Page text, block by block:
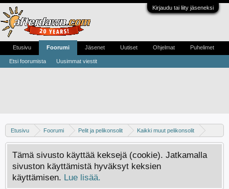
Kirjaudu tai liity jäseneksi
Etusivu Foorumi Pelit ja pelikonsolit
Kaikki muut pelikonsolit
PS3
Tämä sivusto käyttää keksejä (cookie). Jatkamalla
sivuston käyttämistä hyväksyt keksien
käyttämisen. Lue lisää.
Etusivu Foorumi
Etsi foorumista Uusimmat viestit
Jäsenet Uutiset Ohjelmat Puhelimet